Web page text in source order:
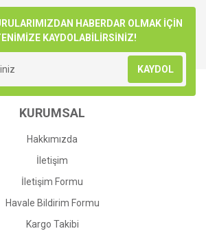
Yorum Yaz
iletebilirsiniz.
için teşekkür ederiz.
bozuk veya görüntülenemiyor.
eksik bilgiler bulunuyor.
hatalar bulunuyor.
sitelerden daha pahalı.
Gönder
HABERDAR OLMAK İÇİN
KAYDOLABİLİRSİNİZ!
KAYDOL
KURUMSAL
Hakkımızda
İletişim
İletişim Formu
Havale Bildirim Formu
Kargo Takibi